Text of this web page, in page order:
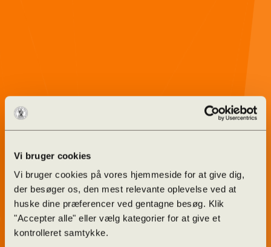
Vi bruger cookies
Vi bruger cookies på vores hjemmeside for at give dig,
der besøger os, den mest relevante oplevelse ved at
huske dine præferencer ved gentagne besøg. Klik
"Accepter alle" eller vælg kategorier for at give et
kontrolleret samtykke.